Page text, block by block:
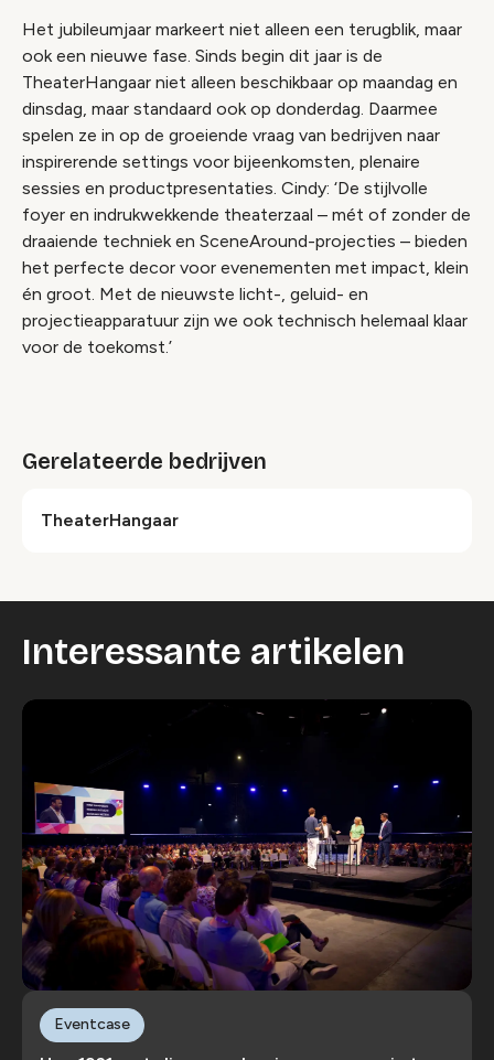
Het jubileumjaar markeert niet alleen een terugblik, maar
ook een nieuwe fase. Sinds begin dit jaar is de
TheaterHangaar niet alleen beschikbaar op maandag en
dinsdag, maar standaard ook op donderdag. Daarmee
spelen ze in op de groeiende vraag van bedrijven naar
inspirerende settings voor bijeenkomsten, plenaire
sessies en productpresentaties. Cindy: ‘De stijlvolle
foyer en indrukwekkende theaterzaal – mét of zonder de
draaiende techniek en SceneAround-projecties – bieden
het perfecte decor voor evenementen met impact, klein
én groot. Met de nieuwste licht-, geluid- en
projectieapparatuur zijn we ook technisch helemaal klaar
voor de toekomst.’Video geblokkeerd
Gerelateerde bedrijven
TheaterHangaar
Interessante artikelen
Eventcase